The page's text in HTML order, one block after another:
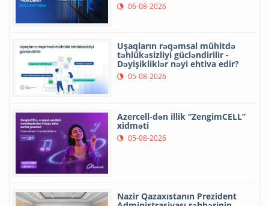
06-08-2026
Uşaqların rəqəmsal mühitdə
təhlükəsizliyi gücləndirilir -
Dəyişikliklər nəyi ehtiva edir?
05-08-2026
Azercell-dən illik “ZengimCELL”
xidməti
05-08-2026
Nazir Qazaxıstanın Prezident